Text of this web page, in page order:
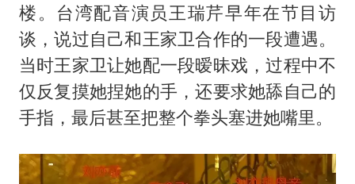
楼。台湾配音演员王瑞芹早年在节目访
谈，说过自己和王家卫合作的一段遭遇。
当时王家卫让她配一段暧昧戏，过程中不
仅反复摸她捏她的手，还要求她舔自己的
手指，最后甚至把整个拳头塞进她嘴里。